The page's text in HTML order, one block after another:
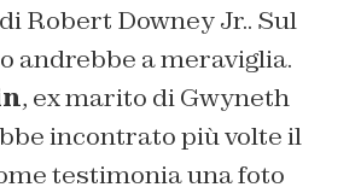
Robert Downey Jr.. Sul
andrebbe a meraviglia.
, ex marito di Gwyneth
incontrato più volte il
testimonia una foto